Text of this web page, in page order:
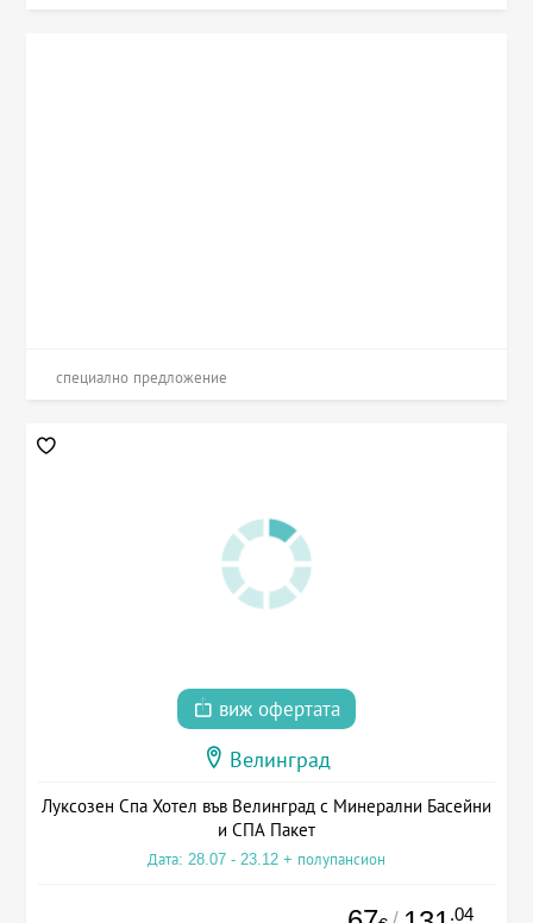
специално предложение
виж офертата
Велинград
Луксозен Спа Хотел във Велинград с Минерални Басейни
и СПА Пакет
Дата: 28.07 - 23.12 + полупансион
.04